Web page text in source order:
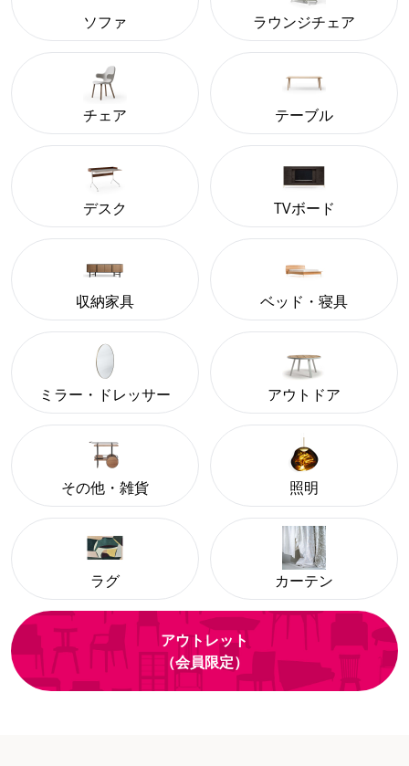
ソファ ラウンジチェア
チェア テーブル
デスク TVボード
収納家具 ベッド・寝具
ミラー・ドレッサー アウトドア
その他・雑貨 照明
ラグ カーテン
アウトレット
（会員限定）